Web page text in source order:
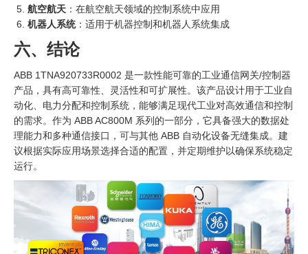
航空航天 ：在航空航天领域的控制系统中应用
机器人系统：适用于机器控制和机器人系统集成
六、结论
ABB 1TNA920733R0002 是一款性能可靠的工业通信网关/控制器
产品，具有高可靠性、灵活性和可扩展性。该产品设计用于工业自
动化、电力分配和控制系统，能够满足现代工业对高效通信和控制
的需求。作为 ABB AC800M 系列的一部分，它具备强大的数据处
理能力和多种通信接口，可与其他 ABB 自动化设备无缝集成。建
议根据实际应用场景选择合适的配置，并定期维护以确保系统稳定
运行。